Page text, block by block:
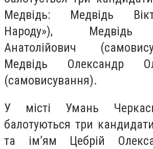
Медвідь: Медвідь
Народу»), Медвідь
Анатолійович
Медвідь Олександр
(самовисування).
У місті Умань
балотуються три
та ім’ям Цебрій